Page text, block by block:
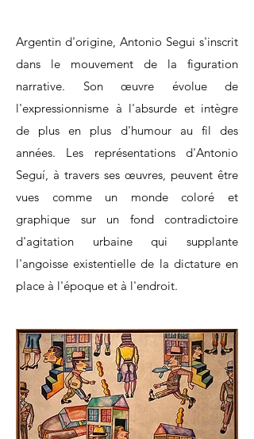
Argentin d'origine, Antonio Segui s'inscrit
dans le mouvement de la figuration
narrative. Son œuvre évolue de
l'expressionnisme à l'absurde et intègre
de plus en plus d'humour au fil des
années. Les représentations d'Antonio
Seguí, à travers ses œuvres, peuvent être
vues comme un monde coloré et
graphique sur un fond contradictoire
d'agitation urbaine qui supplante
l'angoisse existentielle de la dictature en
place à l'époque et à l'endroit.